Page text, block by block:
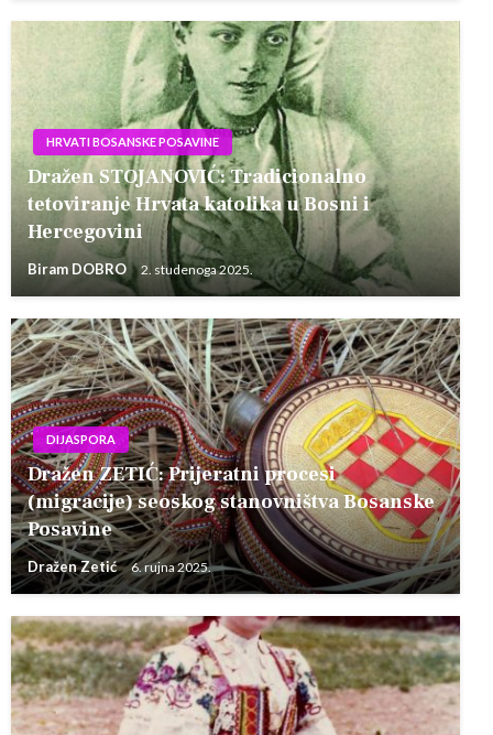
HRVATI BOSANSKE POSAVINE
Dražen STOJANOVIĆ: Tradicionalno
tetoviranje Hrvata katolika u Bosni i
Hercegovini
Biram DOBRO 2. studenoga 2025.
DIJASPORA
Dražen ZETIĆ: Prijeratni procesi
(migracije) seoskog stanovništva Bosanske
Posavine
Dražen Zetić 6. rujna 2025.